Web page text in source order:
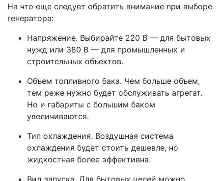
На что еще следует обратить внимание при выборе
генератора:
Напряжение. Выбирайте 220 В — для бытовых
нужд или 380 В — для промышленных и
строительных объектов.
Объем топливного бака. Чем больше объем,
тем реже нужно будет обслуживать агрегат.
Но и габариты с большим баком
увеличиваются.
Тип охлаждения. Воздушная система
охлаждения будет стоить дешевле, но
жидкостная более эффективна.